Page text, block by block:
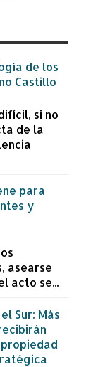
de los
Castillo
si no
de la
para
y
asearse
acto se...
Sur: Más